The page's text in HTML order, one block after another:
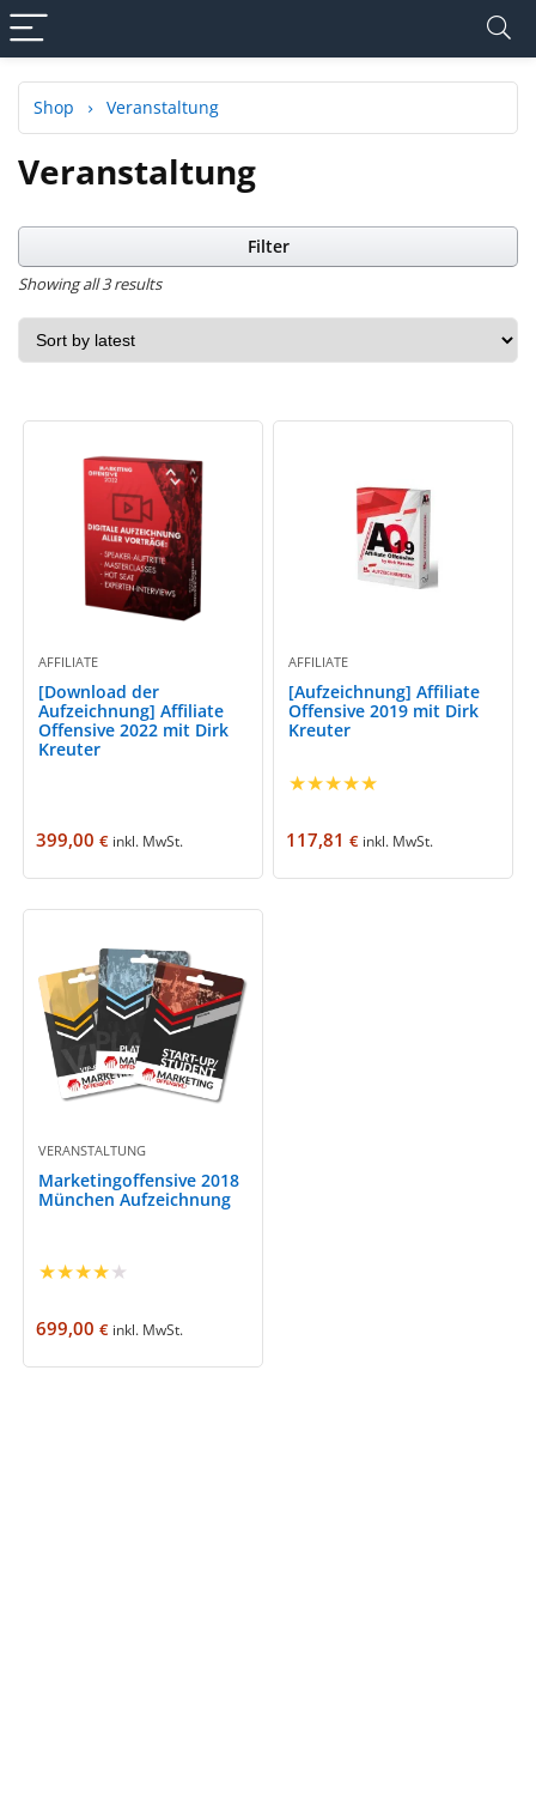
Shop Veranstaltung
Veranstaltung
Filter
Showing all 3 results
AFFILIATE
[Download der
Aufzeichnung] Affiliate
Offensive 2022 mit Dirk
Kreuter
399,00€ inkl. MwSt.
AFFILIATE
[Aufzeichnung] Affiliate
Offensive 2019 mit Dirk
Kreuter
★★★★★
117,81€ inkl. MwSt.
VERANSTALTUNG
Marketingoffensive 2018
München Aufzeichnung
★★★★★
699,00€ inkl. MwSt.